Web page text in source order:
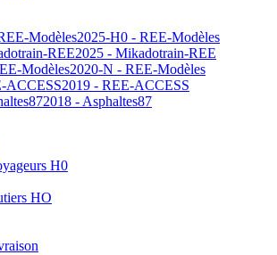
2025-H0 - REE-Modèles
2025 - Mikadotrain-REE
2020-N - REE-Modèles
2019 - REE-ACCESS
2018 - Asphaltes87
H0
HO